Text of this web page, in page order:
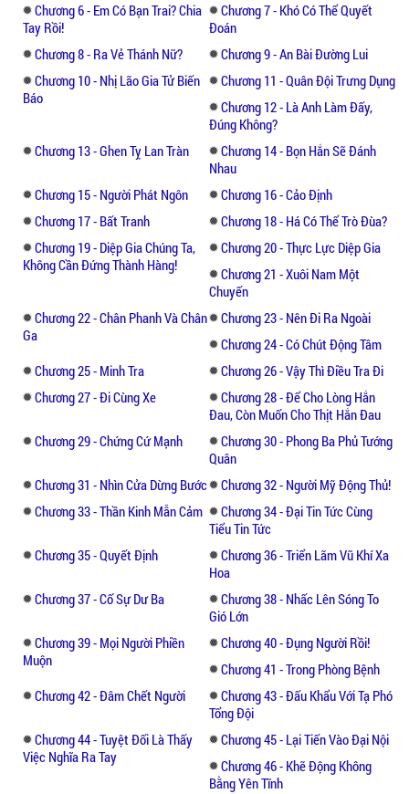
Viên cán sự vừa giáo huấn Diệp Khai vừa
kiểm tra số dư tấm thẻ qua mạng. Nghe đối
phương quở trách, Diệp Khai không hề tức
tối, chỉ cười hì hì nhìn hắn.
- Ồ, cậu không có trọng sinh, không có
xuyên việt, kiếp trước cũng không phải thần
tiên, oán hận cũng không cao, nhưng chút
ưu thế thì vẫn có. Nào nào, không xóa ký ức
hai mươi năm sau nhé!
Viên cán sự đột nhiên nảy ra một ý. Diệp
Khai cười toét, hắn đã trông thấy cặp mặt
sáng rực của viên cán sự khi nhìn thấy số
dư trong thẻ...
Truyện Quan Môn với nhiều tình tiết hấp
dẫn, nội dung gay cấn sẽ không làm người
Chương 6 - Em Có Bạn Trai? Chia
Tay Rồi!
Chương 7 - Khó Có Thể Quyết
Đoán
Chương 8 - Ra Vẻ Thánh Nữ?
Chương 9 - An Bài Đường Lui
Chương 10 - Nhị Lão Gia Tử Biến
Báo
Chương 11 - Quân Đội Trưng Dụng
Chương 12 - Là Anh Làm Đấy,
Đúng Không?
Chương 13 - Ghen Tỵ Lan Tràn
Chương 14 - Bọn Hắn Sẽ Đánh
Nhau
Chương 15 - Người Phát Ngôn
Chương 16 - Cảo Định
Chương 17 - Bất Tranh
Chương 18 - Há Có Thể Trò Đùa?
Chương 19 - Diệp Gia Chúng Ta,
Không Cần Đứng Thành Hàng!
Chương 20 - Thực Lực Diệp Gia
Chương 21 - Xuôi Nam Một
Chuyến
Chương 22 - Chân Phanh Và Chân
Ga
Chương 23 - Nên Đi Ra Ngoài
Chương 24 - Có Chút Động Tâm
Chương 25 - Minh Tra
Chương 26 - Vậy Thì Điều Tra Đi
Chương 27 - Đi Cùng Xe
Chương 28 - Để Cho Lòng Hắn
Đau, Còn Muốn Cho Thịt Hắn Đau
Chương 29 - Chứng Cứ Mạnh
Chương 30 - Phong Ba Phủ Tướng
Quân
Chương 31 - Nhìn Cửa Dừng Bước
Chương 32 - Người Mỹ Động Thủ!
Chương 33 - Thần Kinh Mẫn Cảm
Chương 34 - Đại Tin Tức Cùng
Tiểu Tin Tức
Chương 35 - Quyết Định
Chương 36 - Triển Lãm Vũ Khí Xa
Hoa
Chương 37 - Cố Sự Dư Ba
Chương 38 - Nhấc Lên Sóng To
Gió Lớn
Chương 39 - Mọi Người Phiền
Muộn
Chương 40 - Đụng Người Rồi!
Chương 41 - Trong Phòng Bệnh
Chương 42 - Đâm Chết Người
Chương 43 - Đấu Khẩu Với Tạ Phó
Tổng Đội
Chương 44 - Tuyệt Đối Là Thấy
Việc Nghĩa Ra Tay
Chương 45 - Lại Tiến Vào Đại Nội
Chương 46 - Khẽ Động Không
Bằng Yên Tĩnh